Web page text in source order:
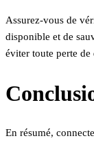
Assurez-vous de
disponible et de
éviter toute perte de
En résumé,